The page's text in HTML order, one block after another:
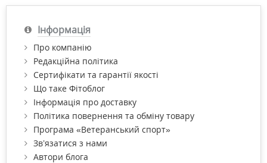
Інформація
Про компанію
Редакційна політика
Сертифікати та гарантії якості
Що таке Фітоблог
Інформація про доставку
Політика повернення та обміну товару
Програма «Ветеранський спорт»
Зв’язатися з нами
Автори блога